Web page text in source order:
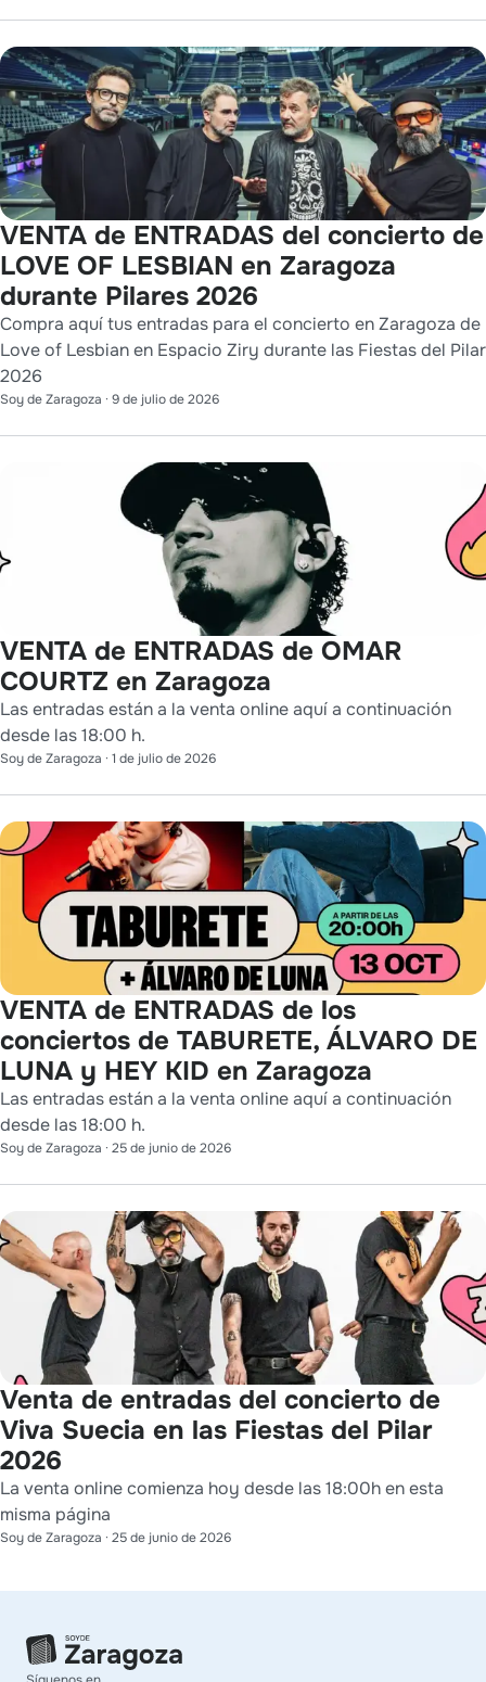
VENTA de ENTRADAS del concierto de
LOVE OF LESBIAN en Zaragoza
durante Pilares 2026
Compra aquí tus entradas para el concierto en Zaragoza de
Love of Lesbian en Espacio Ziry durante las Fiestas del Pilar
2026
Soy de Zaragoza · 9 de julio de 2026
VENTA de ENTRADAS de OMAR
COURTZ en Zaragoza
Las entradas están a la venta online aquí a continuación
desde las 18:00 h.
Soy de Zaragoza · 1 de julio de 2026
VENTA de ENTRADAS de los
conciertos de TABURETE, ÁLVARO DE
LUNA y HEY KID en Zaragoza
Las entradas están a la venta online aquí a continuación
desde las 18:00 h.
Soy de Zaragoza · 25 de junio de 2026
Venta de entradas del concierto de
Viva Suecia en las Fiestas del Pilar
2026
La venta online comienza hoy desde las 18:00h en esta
misma página
Soy de Zaragoza · 25 de junio de 2026